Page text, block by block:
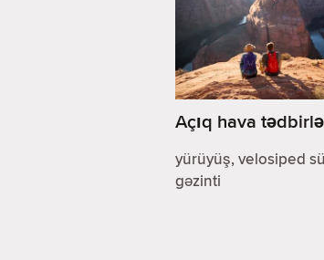
Açıq hava
yürüyüş, velosiped
gəzinti